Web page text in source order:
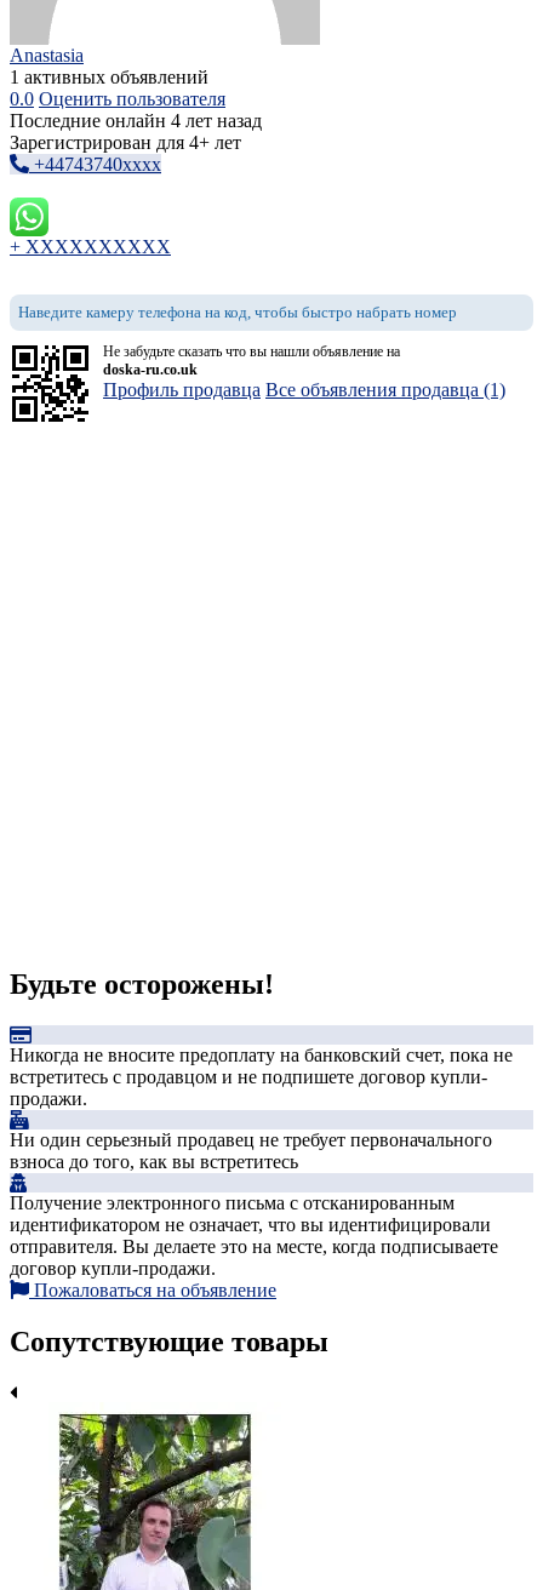
Anastasia
1 активных объявлений
0.0 Оценить пользователя
Последние онлайн 4 лет назад
Зарегистрирован для 4+ лет
+44743740xxxx
+ XXXXXXXXXX
Наведите камеру телефона на код, чтобы быстро набрать номер
Не забудьте сказать что вы нашли объявление на
doska-ru.co.uk
Профиль продавца Все объявления продавца (1)
Будьте осторожены!
Никогда не вносите предоплату на банковский счет, пока не
встретитесь с продавцом и не подпишете договор купли-
продажи.
Ни один серьезный продавец не требует первоначального
взноса до того, как вы встретитесь
Получение электронного письма с отсканированным
идентификатором не означает, что вы идентифицировали
отправителя. Вы делаете это на месте, когда подписываете
договор купли-продажи.
Пожаловаться на объявление
Сопутствующие товары